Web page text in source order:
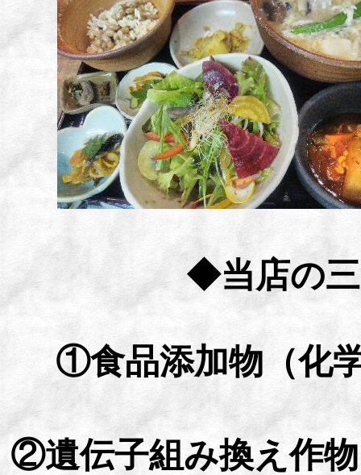
◆当店の
①食品添加物（化
②遺伝子組み換え作